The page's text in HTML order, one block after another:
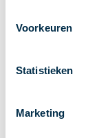
Voorkeuren
Statistieken
Marketing
Vereniging
Partners